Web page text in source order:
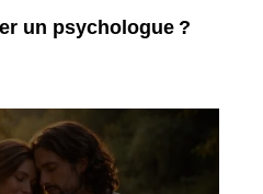
un psychologue ?